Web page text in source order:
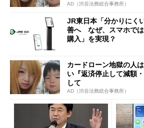
AD（渋谷法務総合事務所）
JR東日本「分かりにく
善へ なぜ、スマホで
購入」を実現？
カードローン地獄の人
い『返済停止して減額
して
AD（渋谷法務総合事務所）